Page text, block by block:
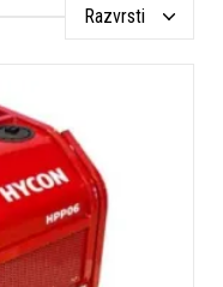
Razvrsti